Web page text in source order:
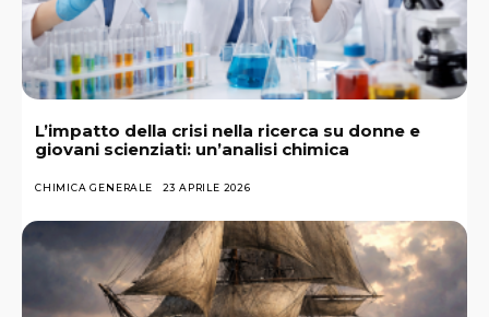
L’impatto della crisi nella ricerca su donne e
giovani scienziati: un’analisi chimica
CHIMICA GENERALE 23 APRILE 2026